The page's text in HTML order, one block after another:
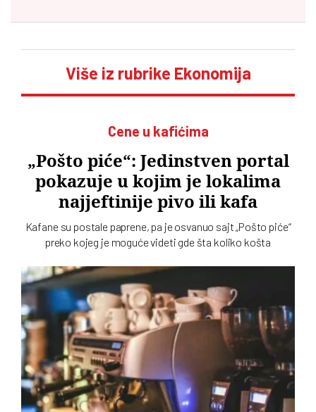
Više iz rubrike Ekonomija
Cene u kafićima
„Pošto piće“: Jedinstven portal
pokazuje u kojim je lokalima
najjeftinije pivo ili kafa
Kafane su postale paprene, pa je osvanuo sajt „Pošto piće“
preko kojeg je moguće videti gde šta koliko košta